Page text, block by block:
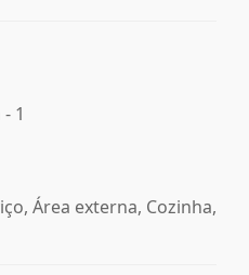
1
Área externa, Cozinha,